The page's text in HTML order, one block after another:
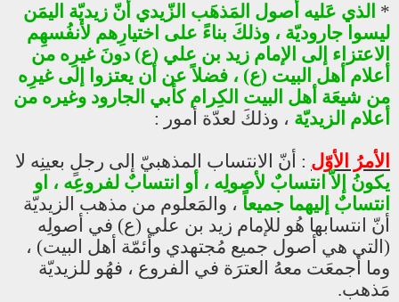
* الذي عَليه أصول المَذهَب الزّيدي أنّ زيديّة اليمَن
ليسوا جاروديّة ، وذلكَ بناءً على اختيارِهم لأنفُسهِم
الاعتزاء إلى الإمام زيد بن علي (ع) دونَ غيرِه من
أعلام أهل البيت (ع) ، فضلاً عن أن يعتزوا إلى غيرِه
من شيعَة أهل البيت الكِرام كأبي الجارود وغيره من
أعلام الزيديّة ، وذلكَ لعدّة أمور :
الأمرُ الأوّل : أنّ الانتساب المذهبيّ إلى رجلٍ بعينِه لا
يكونُ إلاّ انتسابٌ لأصولِه ، أو انتسابٌ لفروعِه ، او
انتسابٌ إليهما جميعاً ، والمَعلوم من مذهب الزيديّة
أنّ انتسابها هُو للإمام زيد بن علي (ع) في أصولِه
(التي هي أصول جميع مُجتهدي وأئمّة أهل البيت) ،
وما أجمعَت معهُ العترَة في الفروع ، فهُو للزيديّة
مَذهب.